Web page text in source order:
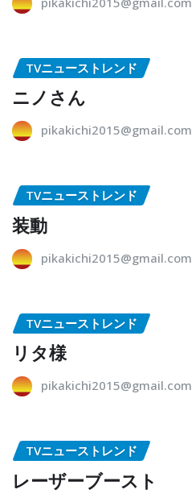
TVニューストレンド
ニノさん
pikakichi2015@gmail.com
TVニューストレンド
装動
pikakichi2015@gmail.com
TVニューストレンド
リタ様
pikakichi2015@gmail.com
TVニューストレンド
レーザーブースト